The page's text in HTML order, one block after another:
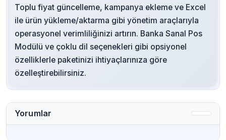
Toplu fiyat güncelleme, kampanya ekleme ve Excel
ile ürün yükleme/aktarma gibi yönetim araçlarıyla
operasyonel verimliliğinizi artırın. Banka Sanal Pos
Modülü ve çoklu dil seçenekleri gibi opsiyonel
özelliklerle paketinizi ihtiyaçlarınıza göre
özelleştirebilirsiniz.
Yorumlar